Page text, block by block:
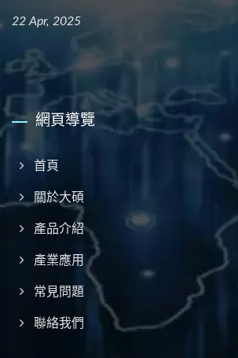
22 Apr, 2025
網頁導覽
首頁
關於大碩
產品介紹
產業應用
常見問題
聯絡我們